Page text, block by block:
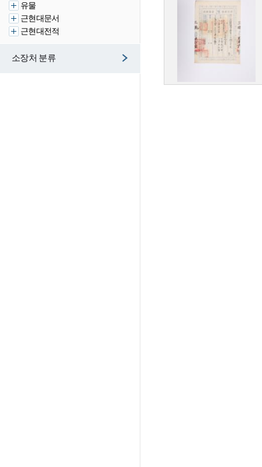
유물
근현대문서
근현대전적
소장처 분류